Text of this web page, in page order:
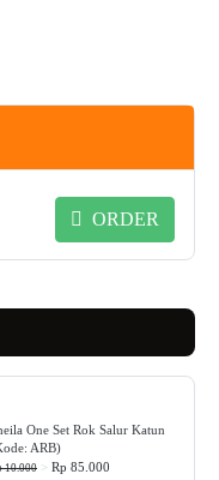
ORDER
One Set Rok Salur Katun
ARB)
10.000 > Rp 85.000